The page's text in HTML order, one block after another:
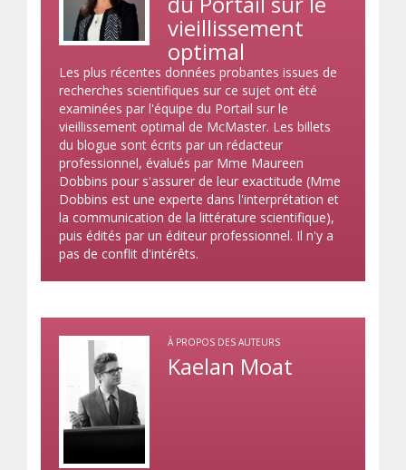
vieillissement
optimal
Les plus récentes données probantes issues de
recherches scientifiques sur ce sujet ont été
examinées par l'équipe du Portail sur le
vieillissement optimal de McMaster. Les billets
du blogue sont écrits par un rédacteur
professionnel, évalués par Mme Maureen
Dobbins pour s'assurer de leur exactitude (Mme
Dobbins est une experte dans l'interprétation et
la communication de la littérature scientifique),
puis édités par un éditeur professionnel. Il n'y a
pas de conflit d'intérêts.
À PROPOS DES AUTEURS
Kaelan Moat